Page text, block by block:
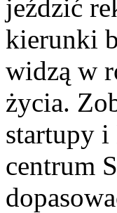
jeździć
kierunki
widzą w
życia.
startupy
centrum